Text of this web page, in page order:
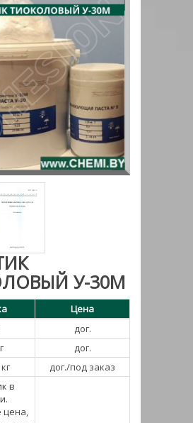
У-30М
Цена
дог.
дог.
дог./под заказ
в
цена,